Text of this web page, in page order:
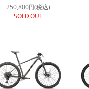
250,800円(税込)
SOLD OUT